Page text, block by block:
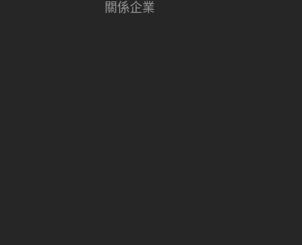
關係企業